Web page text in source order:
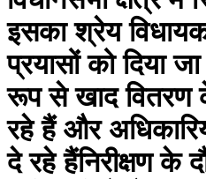
इसका श्रेय
प्रयासों को दिया
रूप से खाद वितरण
रहे हैं और
दे रहे हैंनिरीक्षण के